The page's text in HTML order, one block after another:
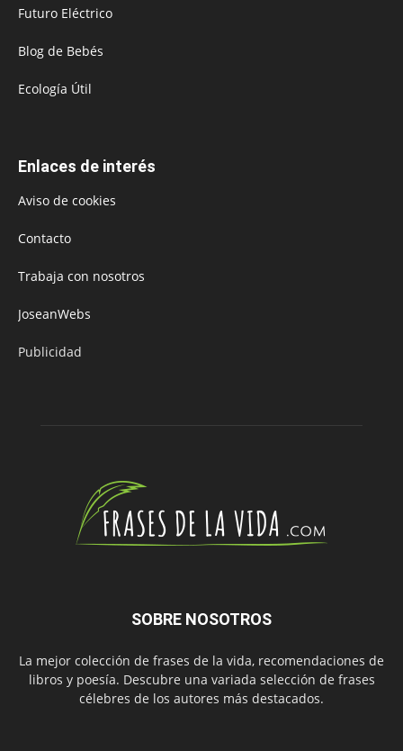
Futuro Eléctrico
Blog de Bebés
Ecología Útil
Enlaces de interés
Aviso de cookies
Contacto
Trabaja con nosotros
JoseanWebs
Publicidad
SOBRE NOSOTROS
La mejor colección de frases de la vida, recomendaciones de
libros y poesía. Descubre una variada selección de frases
célebres de los autores más destacados.